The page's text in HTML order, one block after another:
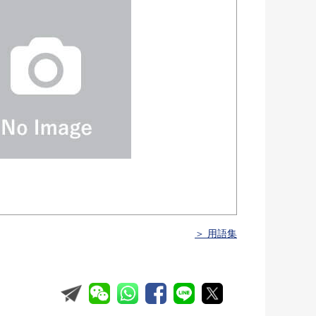
＞ 用語集